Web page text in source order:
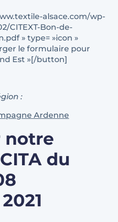
alsace.com/wp-
CITEXT-Bon-de-
» type= »icon »
le formulaire pour
Est »[/button]
:
notre
du